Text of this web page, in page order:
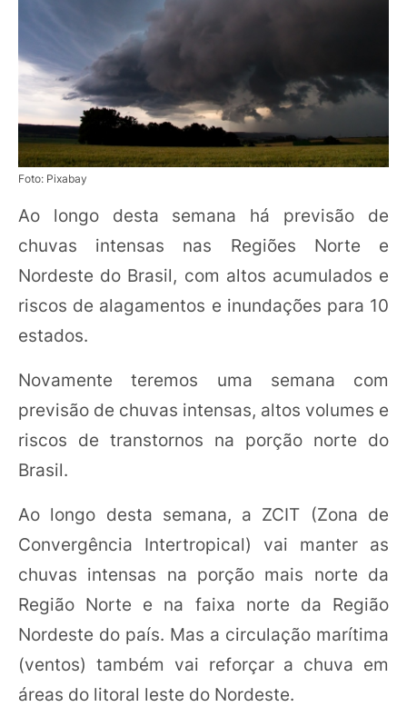
Foto: Pixabay
Ao longo desta semana há previsão de
chuvas intensas nas Regiões Norte e
Nordeste do Brasil, com altos acumulados e
riscos de alagamentos e inundações para 10
estados.
Novamente teremos uma semana com
previsão de chuvas intensas, altos volumes e
riscos de transtornos na porção norte do
Brasil.
Ao longo desta semana, a ZCIT (Zona de
Convergência Intertropical) vai manter as
chuvas intensas na porção mais norte da
Região Norte e na faixa norte da Região
Nordeste do país. Mas a circulação marítima
(ventos) também vai reforçar a chuva em
áreas do litoral leste do Nordeste.